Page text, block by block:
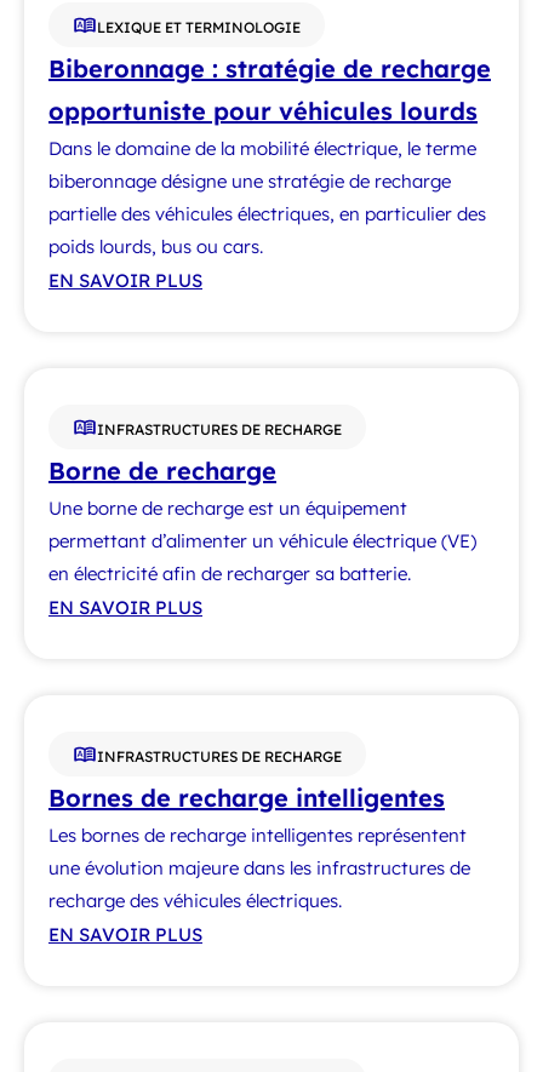
LEXIQUE ET TERMINOLOGIE
Biberonnage : stratégie de recharge
opportuniste pour véhicules lourds
Dans le domaine de la mobilité électrique, le terme
biberonnage désigne une stratégie de recharge
partielle des véhicules électriques, en particulier des
poids lourds, bus ou cars.
EN SAVOIR PLUS
INFRASTRUCTURES DE RECHARGE
Borne de recharge
Une borne de recharge est un équipement
permettant d’alimenter un véhicule électrique (VE)
en électricité afin de recharger sa batterie.
EN SAVOIR PLUS
INFRASTRUCTURES DE RECHARGE
Bornes de recharge intelligentes
Les bornes de recharge intelligentes représentent
une évolution majeure dans les infrastructures de
recharge des véhicules électriques.
EN SAVOIR PLUS